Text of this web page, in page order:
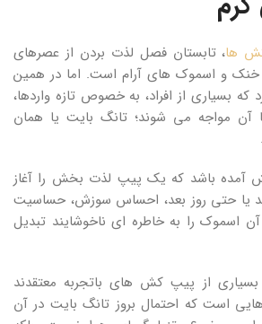
ها، تابستان فصل لذت بردن از عصرهای
خنک و اسموک های آرام است. اما در همین
بسیاری از افراد، به خصوص تازه واردها،
آن مواجه می شوند؛ تانگ بایت یا همان
آمده باشد که یک پیپ لذت بخش را آغاز
یا حتی روز بعد، احساس سوزش، حساسیت
اسموک را به خاطره ای ناخوشایند تبدیل
از پیپ کش های باتجربه معتقدند
است که احتمال بروز تانگ بایت در آن